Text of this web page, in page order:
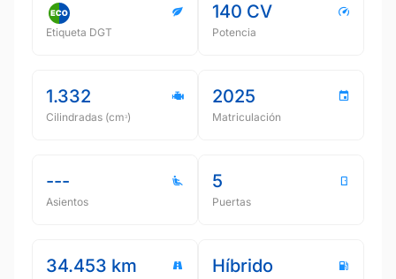
Etiqueta DGT
140 CV
Potencia
1.332
Cilindradas (cmᵌ)
2025
Matriculación
---
Asientos
5
Puertas
34.453 km Híbrido